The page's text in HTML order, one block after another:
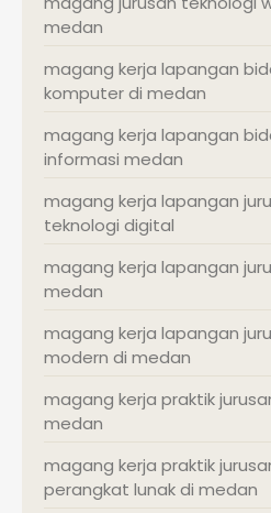
medan
magang kerja lapangan
komputer di medan
magang kerja lapangan
informasi medan
magang kerja lapangan
teknologi digital
magang kerja lapangan
medan
magang kerja lapangan
modern di medan
magang kerja praktik
medan
magang kerja praktik
perangkat lunak di medan